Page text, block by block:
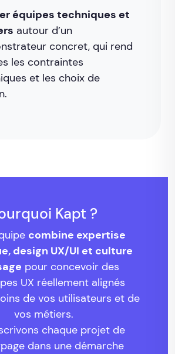
équipes techniques et
autour d’un
concret, qui rend
les contraintes
et les choix de
Kapt ?
combine expertise
design UX/UI et culture
pour concevoir des
UX réellement alignés
de vos utilisateurs et de
vos métiers.
chaque projet de
dans une démarche